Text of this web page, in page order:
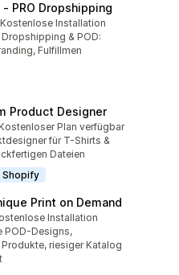
‑ PRO Dropshipping
insgesamt
Kostenlose Installation
& POD:
Fulfillmen
Product Designer
insgesamtPlan verfügbar
für T-Shirts &
Dateien
Shopify
Print on Demand
insgesamtInstallation
POD-Designs,
riesiger Katalog